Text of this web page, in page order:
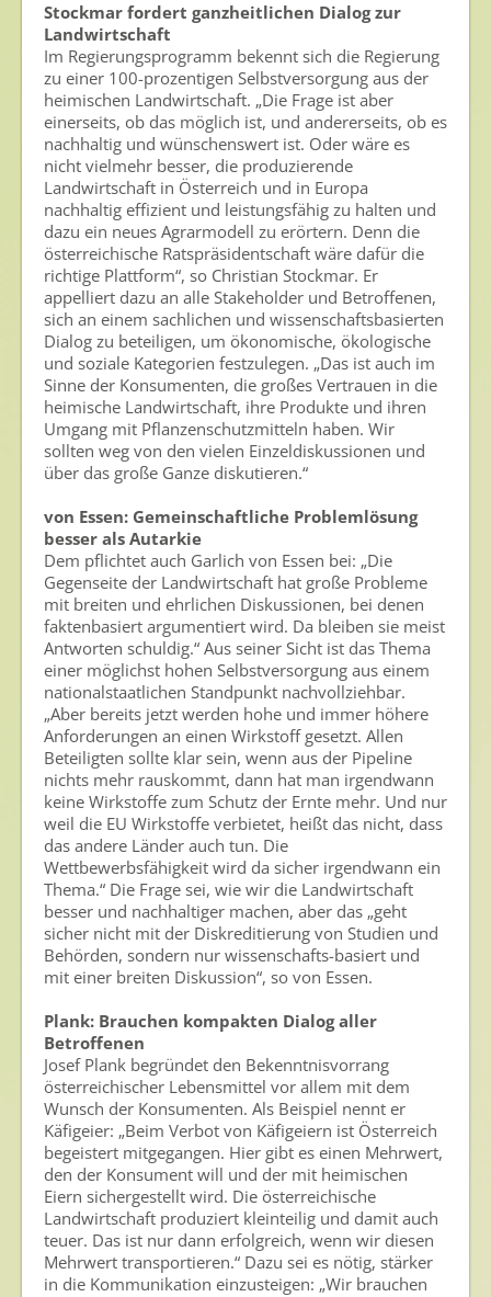
Pressebilder
Pressemappe
Pressekontakt
Mediathek
News
Videos
Publikationen
Newsletter
Archiv
Stockmar fordert ganzheitlichen Dialog zur
Landwirtschaft
Im Regierungsprogramm bekennt sich die Regierung
zu einer 100-prozentigen Selbstversorgung aus der
heimischen Landwirtschaft. „Die Frage ist aber
einerseits, ob das möglich ist, und andererseits, ob es
nachhaltig und wünschenswert ist. Oder wäre es
nicht vielmehr besser, die produzierende
Landwirtschaft in Österreich und in Europa
nachhaltig effizient und leistungsfähig zu halten und
dazu ein neues Agrarmodell zu erörtern. Denn die
österreichische Ratspräsidentschaft wäre dafür die
richtige Plattform“, so Christian Stockmar. Er
appelliert dazu an alle Stakeholder und Betroffenen,
sich an einem sachlichen und wissenschaftsbasierten
Dialog zu beteiligen, um ökonomische, ökologische
und soziale Kategorien festzulegen. „Das ist auch im
Sinne der Konsumenten, die großes Vertrauen in die
heimische Landwirtschaft, ihre Produkte und ihren
Umgang mit Pflanzenschutzmitteln haben. Wir
sollten weg von den vielen Einzeldiskussionen und
über das große Ganze diskutieren.“
von Essen: Gemeinschaftliche Problemlösung
besser als Autarkie
Dem pflichtet auch Garlich von Essen bei: „Die
Gegenseite der Landwirtschaft hat große Probleme
mit breiten und ehrlichen Diskussionen, bei denen
faktenbasiert argumentiert wird. Da bleiben sie meist
Antworten schuldig.“ Aus seiner Sicht ist das Thema
einer möglichst hohen Selbstversorgung aus einem
nationalstaatlichen Standpunkt nachvollziehbar.
„Aber bereits jetzt werden hohe und immer höhere
Anforderungen an einen Wirkstoff gesetzt. Allen
Beteiligten sollte klar sein, wenn aus der Pipeline
nichts mehr rauskommt, dann hat man irgendwann
keine Wirkstoffe zum Schutz der Ernte mehr. Und nur
weil die EU Wirkstoffe verbietet, heißt das nicht, dass
das andere Länder auch tun. Die
Wettbewerbsfähigkeit wird da sicher irgendwann ein
Thema.“ Die Frage sei, wie wir die Landwirtschaft
besser und nachhaltiger machen, aber das „geht
sicher nicht mit der Diskreditierung von Studien und
Behörden, sondern nur wissenschafts-basiert und
mit einer breiten Diskussion“, so von Essen.
Plank: Brauchen kompakten Dialog aller
Betroffenen
Josef Plank begründet den Bekenntnisvorrang
österreichischer Lebensmittel vor allem mit dem
Wunsch der Konsumenten. Als Beispiel nennt er
Käfigeier: „Beim Verbot von Käfigeiern ist Österreich
begeistert mitgegangen. Hier gibt es einen Mehrwert,
den der Konsument will und der mit heimischen
Eiern sichergestellt wird. Die österreichische
Landwirtschaft produziert kleinteilig und damit auch
teuer. Das ist nur dann erfolgreich, wenn wir diesen
Mehrwert transportieren.“ Dazu sei es nötig, stärker
in die Kommunikation einzusteigen: „Wir brauchen